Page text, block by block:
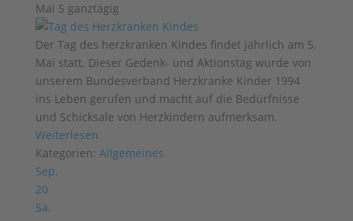
Mai 5 ganztägig
Der Tag des herzkranken Kindes findet jährlich am 5.
Mai statt. Dieser Gedenk- und Aktionstag wurde von
unserem Bundesverband Herzkranke Kinder 1994
ins Leben gerufen und macht auf die Bedürfnisse
und Schicksale von Herzkindern aufmerksam.
Weiterlesen
Kategorien: Allgemeines
Sep.
20
Sa.